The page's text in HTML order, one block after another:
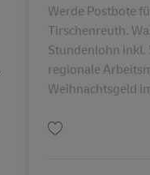
Werde Postbote
Tirschenreuth.
Stundenlohn inkl.
regionale
Weihnachtsgeld